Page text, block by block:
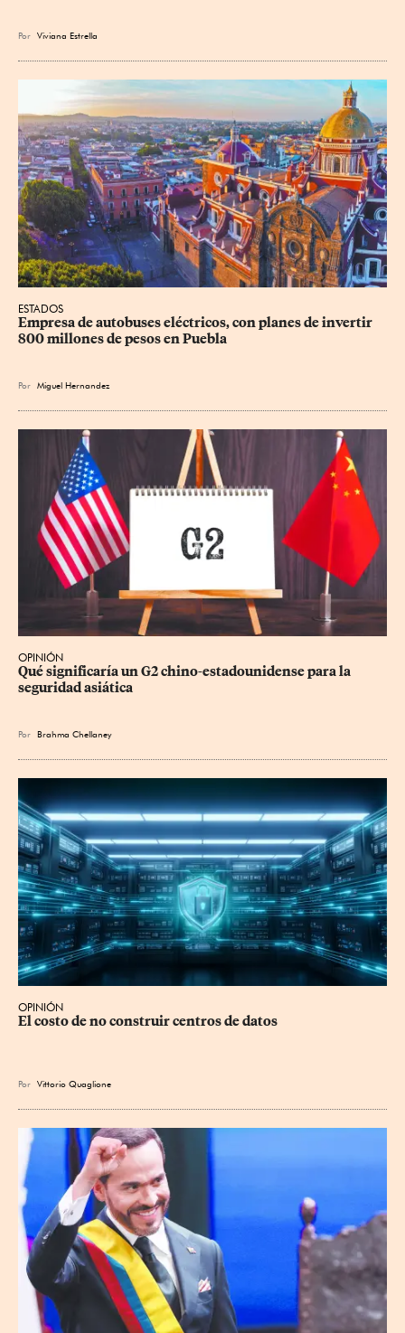
Por Viviana Estrella
ESTADOS
Empresa de autobuses eléctricos, con planes de invertir
800 millones de pesos en Puebla
Por Miguel Hernandez
OPINIÓN
Qué significaría un G2 chino-estadounidense para la
seguridad asiática
Por Brahma Chellaney
OPINIÓN
El costo de no construir centros de datos
Por Vittorio Quaglione